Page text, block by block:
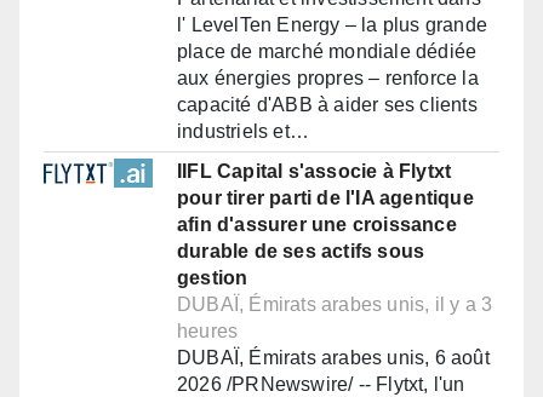
l' LevelTen Energy – la plus grande
place de marché mondiale dédiée
aux énergies propres – renforce la
capacité d'ABB à aider ses clients
industriels et…
IIFL Capital s'associe à Flytxt
pour tirer parti de l'IA agentique
afin d'assurer une croissance
durable de ses actifs sous
gestion
DUBAÏ, Émirats arabes unis, il y a 3
heures
DUBAÏ, Émirats arabes unis, 6 août
2026 /PRNewswire/ -- Flytxt, l'un